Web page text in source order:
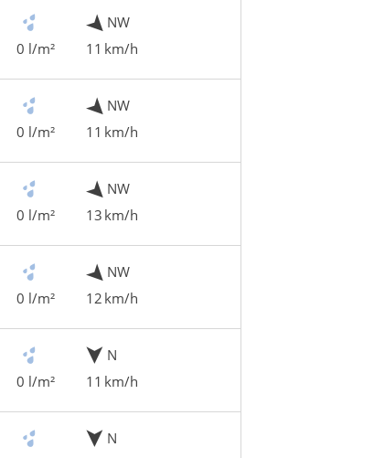
0 l/m²
NW
11 km/h
0 l/m²
NW
11 km/h
0 l/m²
NW
13 km/h
0 l/m²
NW
12 km/h
0 l/m²
N
11 km/h
N